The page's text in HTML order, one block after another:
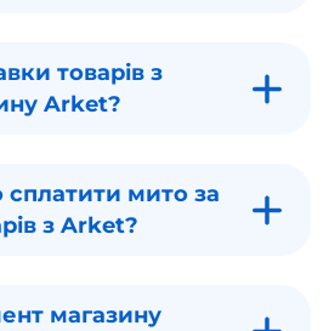
товарів з
Arket?
сплатити мито за
з Arket?
магазину